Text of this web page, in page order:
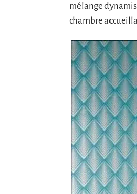
mélange
chambre